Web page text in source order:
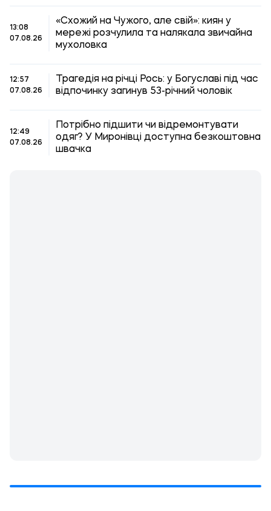
13:08
07.08.26
«Схожий на Чужого, але свій»: киян у
мережі розчулила та налякала звичайна
мухоловка
12:57
07.08.26
Трагедія на річці Рось: у Богуславі під час
відпочинку загинув 53-річний чоловік
12:49
07.08.26
Потрібно підшити чи відремонтувати
одяг? У Миронівці доступна безкоштовна
швачка